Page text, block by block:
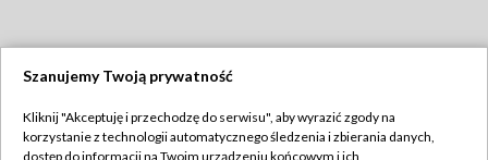
TVP
Szanujemy Twoją prywatność
Kliknij "Akceptuję i przechodzę do serwisu", aby wyrazić zgody na
korzystanie z technologii automatycznego śledzenia i zbierania danych,
dostęp do informacji na Twoim urządzeniu końcowym i ich